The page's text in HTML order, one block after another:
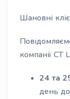
Шановні
компанії СТ
24 та
день до